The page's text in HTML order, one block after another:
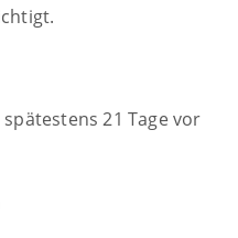
21 Tage vor